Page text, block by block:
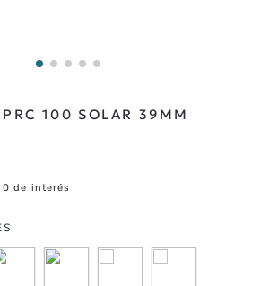
PRC 100 SOLAR 39MM
de interés